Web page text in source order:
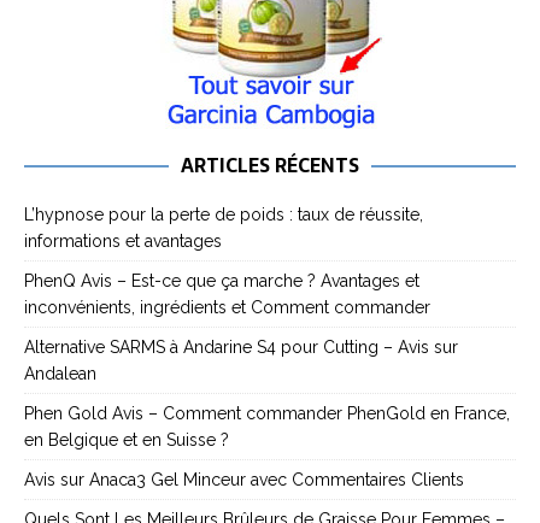
ARTICLES RÉCENTS
L’hypnose pour la perte de poids : taux de réussite,
informations et avantages
PhenQ Avis – Est-ce que ça marche ? Avantages et
inconvénients, ingrédients et Comment commander
Alternative SARMS à Andarine S4 pour Cutting – Avis sur
Andalean
Phen Gold Avis – Comment commander PhenGold en France,
en Belgique et en Suisse ?
Avis sur Anaca3 Gel Minceur avec Commentaires Clients
Quels Sont Les Meilleurs Brûleurs de Graisse Pour Femmes –